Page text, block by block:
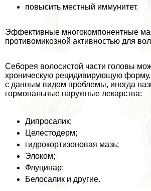
повысить местный иммунитет.
Эффективные многокомпонентные
противомикозной активностью для
Себорея волосистой части головы
хроническую рецидивирующую
с данным видом проблемы, иногда
гормональные наружные лекарства:
Дипросалик;
Целестодерм;
гидрокортизоновая мазь;
Элоком;
Флуцинар;
Белосалик и другие.